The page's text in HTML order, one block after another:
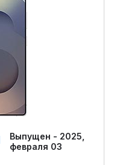
Выпущен - 2025,
февраля 03